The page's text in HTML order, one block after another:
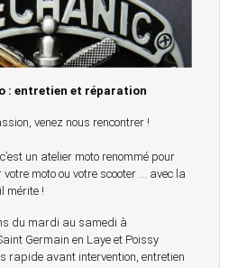
: entretien et réparation
venez nous rencontrer !
un atelier moto renommé pour
moto ou votre scooter … avec la
mérite !
du mardi au samedi à
Germain en Laye et Poissy
rapide avant intervention, entretien